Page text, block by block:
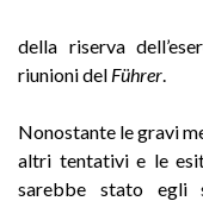
della riserva
riunioni del Führer
Nonostante le gravi
altri tentativi e le
sarebbe stato egli